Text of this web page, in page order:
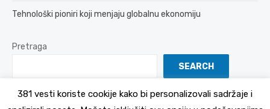
Tehnološki pioniri koji menjaju globalnu ekonomiju
Pretraga
SEARCH
381 vesti koriste cookije kako bi personalizovali sadržaje i